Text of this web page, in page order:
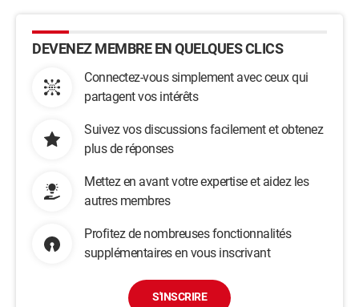
DEVENEZ MEMBRE EN QUELQUES CLICS
Connectez-vous simplement avec ceux qui
partagent vos intérêts
Suivez vos discussions facilement et obtenez
plus de réponses
Mettez en avant votre expertise et aidez les
autres membres
Profitez de nombreuses fonctionnalités
supplémentaires en vous inscrivant
S'INSCRIRE